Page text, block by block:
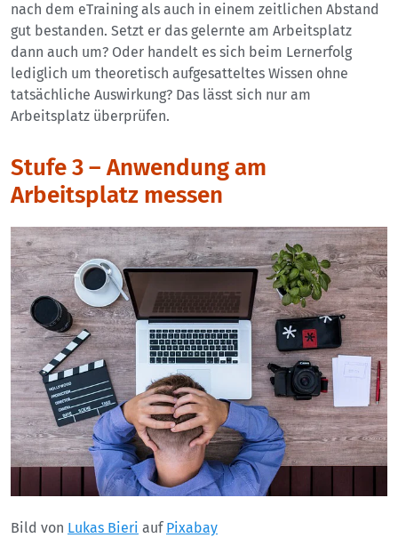
nach dem eTraining als auch in einem zeitlichen Abstand
gut bestanden. Setzt er das gelernte am Arbeitsplatz
dann auch um? Oder handelt es sich beim Lernerfolg
lediglich um theoretisch aufgesatteltes Wissen ohne
tatsächliche Auswirkung? Das lässt sich nur am
Arbeitsplatz überprüfen.
Stufe 3 – Anwendung am
Arbeitsplatz messen
Bild von Lukas Bieri auf Pixabay